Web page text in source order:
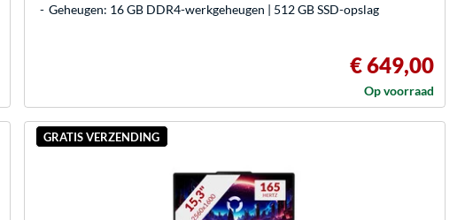
Geheugen: 16 GB DDR4-werkgeheugen | 512 GB SSD-opslag
€ 649,00
Op voorraad
GRATIS VERZENDING